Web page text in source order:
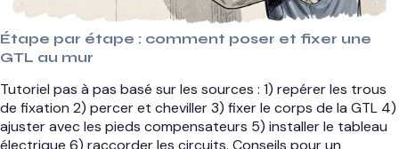
Étape par étape : comment poser et fixer une
GTL au mur
Tutoriel pas à pas basé sur les sources : 1) repérer les trous
de fixation 2) percer et cheviller 3) fixer le corps de la GTL 4)
ajuster avec les pieds compensateurs 5) installer le tableau
électrique 6) raccorder les circuits. Conseils pour un